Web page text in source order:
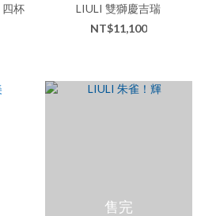
LIULI 雙獅慶吉瑞
NT$11,100
售完